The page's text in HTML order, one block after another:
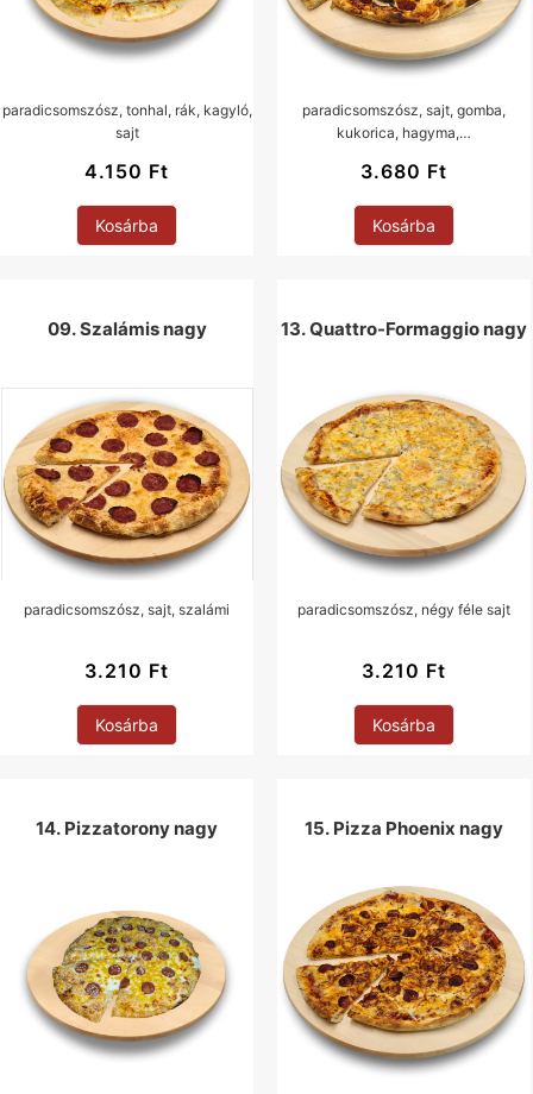
paradicsomszósz, tonhal, rák, kagyló,
sajt
4.150 Ft
Kosárba
paradicsomszósz, sajt, gomba,
kukorica, hagyma,…
3.680 Ft
Kosárba
09. Szalámis nagy
paradicsomszósz, sajt, szalámi
3.210 Ft
Kosárba
13. Quattro-Formaggio nagy
paradicsomszósz, négy féle sajt
3.210 Ft
Kosárba
14. Pizzatorony nagy 15. Pizza Phoenix nagy